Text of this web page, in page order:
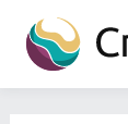
contenu